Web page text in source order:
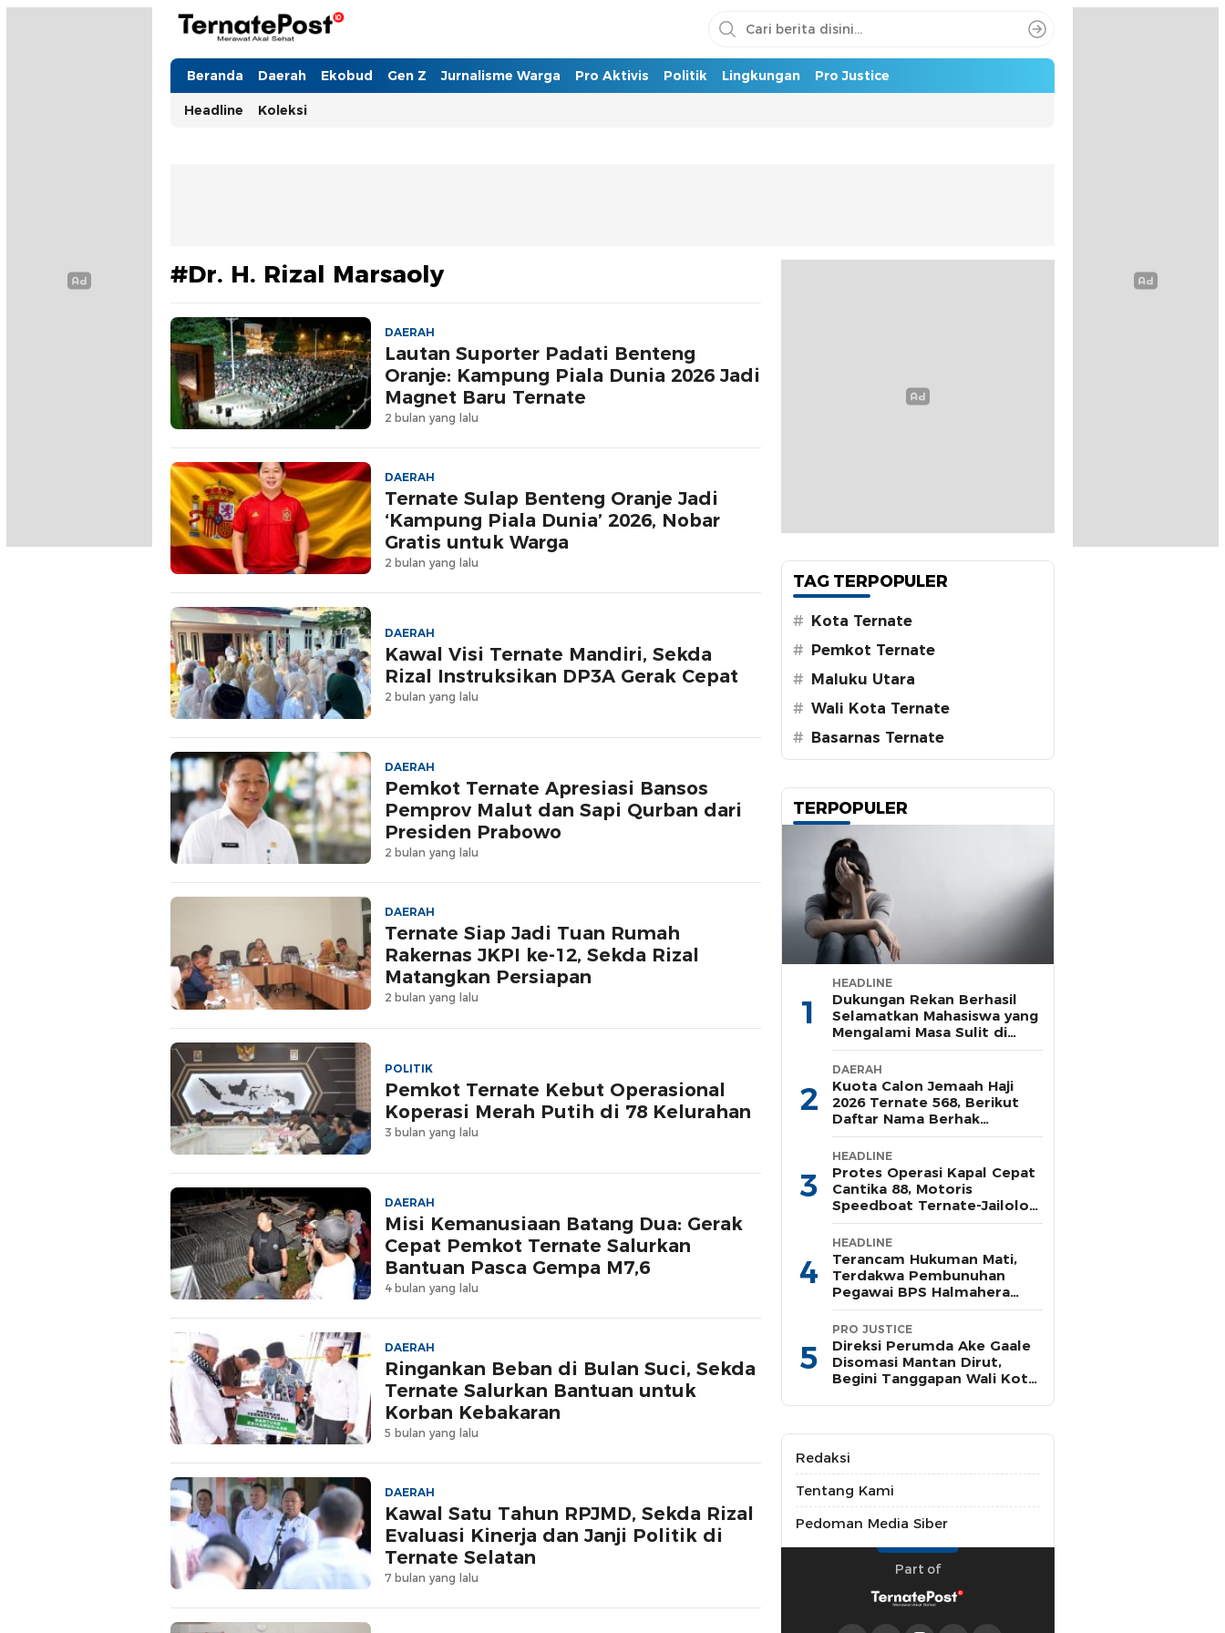
TernatePost.id
merawat akal sehat
Beranda Daerah Ekobud Gen Z Jurnalisme Warga Pro Aktivis Politik Lingkungan Pro Justice
Headline Koleksi
#Dr. H. Rizal Marsaoly
DAERAH
Lautan Suporter Padati Benteng
Oranje: Kampung Piala Dunia 2026 Jadi
Magnet Baru Ternate
2 bulan yang lalu
DAERAH
Ternate Sulap Benteng Oranje Jadi
‘Kampung Piala Dunia’ 2026, Nobar
Gratis untuk Warga
2 bulan yang lalu
DAERAH
Kawal Visi Ternate Mandiri, Sekda
Rizal Instruksikan DP3A Gerak Cepat
2 bulan yang lalu
DAERAH
Pemkot Ternate Apresiasi Bansos
Pemprov Malut dan Sapi Qurban dari
Presiden Prabowo
2 bulan yang lalu
DAERAH
Ternate Siap Jadi Tuan Rumah
Rakernas JKPI ke-12, Sekda Rizal
Matangkan Persiapan
2 bulan yang lalu
POLITIK
Pemkot Ternate Kebut Operasional
Koperasi Merah Putih di 78 Kelurahan
3 bulan yang lalu
DAERAH
Misi Kemanusiaan Batang Dua: Gerak
Cepat Pemkot Ternate Salurkan
Bantuan Pasca Gempa M7,6
4 bulan yang lalu
DAERAH
Ringankan Beban di Bulan Suci, Sekda
Ternate Salurkan Bantuan untuk
Korban Kebakaran
5 bulan yang lalu
DAERAH
Kawal Satu Tahun RPJMD, Sekda Rizal
Evaluasi Kinerja dan Janji Politik di
Ternate Selatan
7 bulan yang lalu
TAG TERPOPULER
# Kota Ternate
# Pemkot Ternate
# Maluku Utara
# Wali Kota Ternate
# Basarnas Ternate
TERPOPULER
1
HEADLINE
Dukungan Rekan Berhasil
Selamatkan Mahasiswa yang
Mengalami Masa Sulit di
Rusunawa Unkhair
2
DAERAH
Kuota Calon Jemaah Haji
2026 Ternate 568, Berikut
Daftar Nama Berhak
Pelunasan Tahap Satu
3
HEADLINE
Protes Operasi Kapal Cepat
Cantika 88, Motoris
Speedboat Ternate-Jailolo
Siap Aksi di Tengah Laut
4
HEADLINE
Terancam Hukuman Mati,
Terdakwa Pembunuhan
Pegawai BPS Halmahera
Timur Terima Dakwaan JPU
5
PRO JUSTICE
Direksi Perumda Ake Gaale
Disomasi Mantan Dirut,
Begini Tanggapan Wali Kota
Redaksi
Tentang Kami
Pedoman Media Siber
Part of